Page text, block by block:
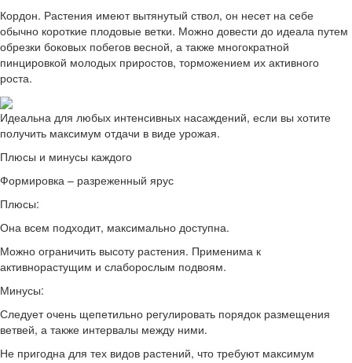
Кордон. Растения имеют вытянутый ствол, он несет на себе
обычно короткие плодовые ветки. Можно довести до идеала путем
обрезки боковых побегов весной, а также многократной
пинцировкой молодых приростов, торможением их активного
роста.
Идеальна для любых интенсивных насаждений, если вы хотите
получить максимум отдачи в виде урожая.
Плюсы и минусы каждого
Формировка – разреженный ярус
Плюсы:
Она всем подходит, максимально доступна.
Можно ограничить высоту растения. Применима к
активнорастущим и слаборослым подвоям.
Минусы:
Следует очень щепетильно регулировать порядок размещения
ветвей, а также интервалы между ними.
Не пригодна для тех видов растений, что требуют максимум